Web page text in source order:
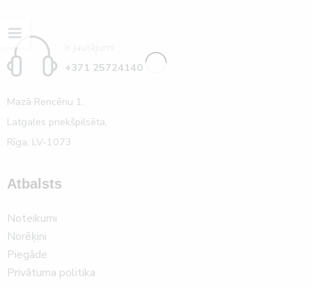
+371 25724140
Mazā Rencēnu 1,
Latgales priekšpilsēta,
Rīga, LV-1073
Atbalsts
Noteikumi
Norēķini
Piegāde
Privātuma politika